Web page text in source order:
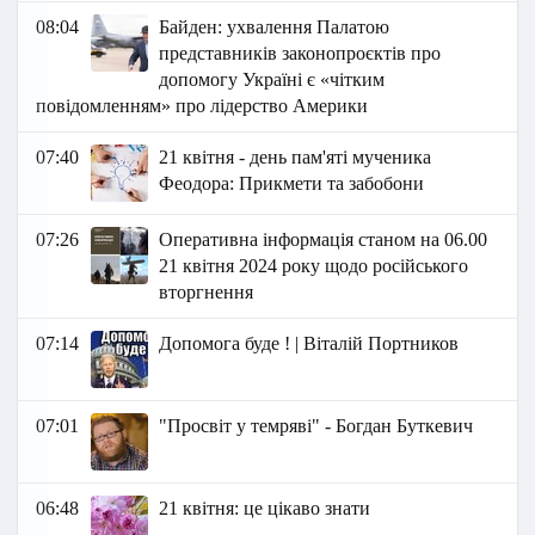
08:04
Байден: ухвалення Палатою
представників законопроєктів про
допомогу Україні є «чітким
повідомленням» про лідерство Америки
07:40
21 квітня - день пам'яті мученика
Феодора: Прикмети та забобони
07:26
Оперативна інформація станом на 06.00
21 квітня 2024 року щодо російського
вторгнення
07:14 Допомога буде ! | Віталій Портников
07:01 "Просвіт у темряві" - Богдан Буткевич
06:48 21 квітня: це цікаво знати